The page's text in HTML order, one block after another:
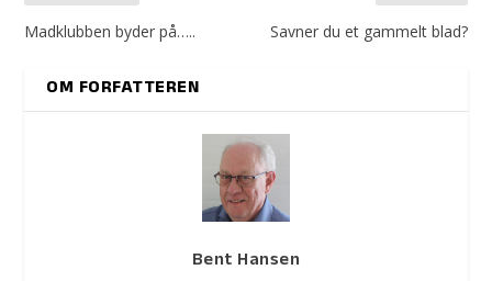
Madklubben byder på….. Savner du et gammelt blad?
OM FORFATTEREN
Bent Hansen